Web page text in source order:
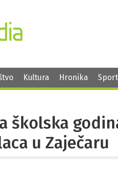
Kultura Hronika Sport
školska
u Zaječaru